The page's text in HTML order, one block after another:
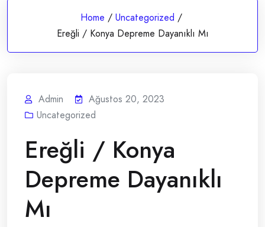
Home / Uncategorized /
Ereğli / Konya Depreme Dayanıklı Mı
Admin
Ağustos 20, 2023
Uncategorized
Ereğli / Konya
Depreme Dayanıklı
Mı